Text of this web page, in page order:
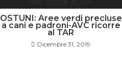
OSTUNI: Aree verdi precluse
a cani e padroni-AVC ricorre
al TAR
Dicembre 31, 2019